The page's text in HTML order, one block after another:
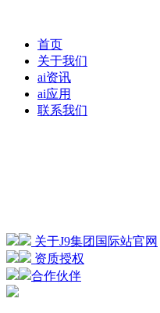
首页
关于我们
ai资讯
ai应用
联系我们
关于J9集团国际站官网
资质授权
合作伙伴